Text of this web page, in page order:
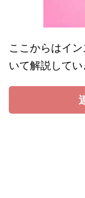
ここからはイ
いて解説してい